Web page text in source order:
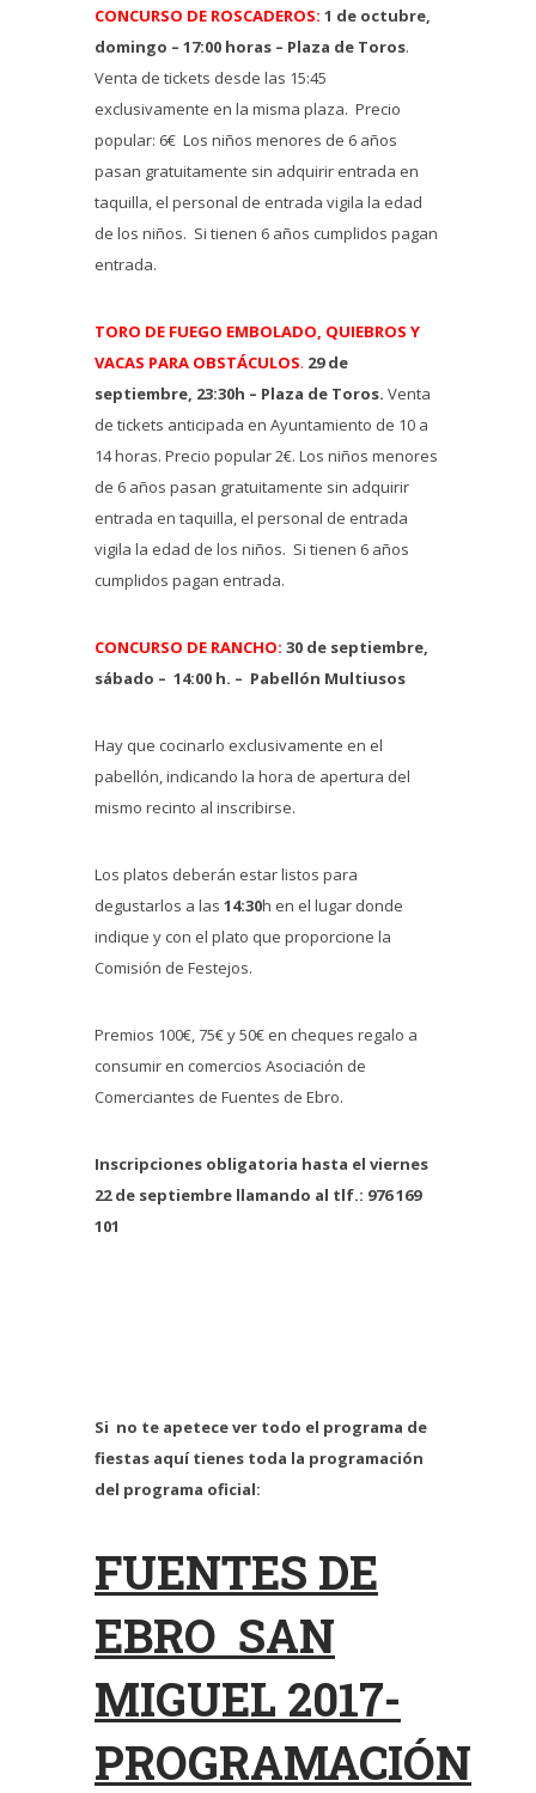
CONCURSO DE ROSCADEROS: 1 de octubre,
domingo – 17:00 horas – Plaza de Toros.
Venta de tickets desde las 15:45
exclusivamente en la misma plaza. Precio
popular: 6€ Los niños menores de 6 años
pasan gratuitamente sin adquirir entrada en
taquilla, el personal de entrada vigila la edad
de los niños. Si tienen 6 años cumplidos pagan
entrada.
TORO DE FUEGO EMBOLADO, QUIEBROS Y
VACAS PARA OBSTÁCULOS. 29 de
septiembre, 23:30h – Plaza de Toros. Venta
de tickets anticipada en Ayuntamiento de 10 a
14 horas. Precio popular 2€. Los niños menores
de 6 años pasan gratuitamente sin adquirir
entrada en taquilla, el personal de entrada
vigila la edad de los niños. Si tienen 6 años
cumplidos pagan entrada.
CONCURSO DE RANCHO: 30 de septiembre,
sábado – 14:00 h. – Pabellón Multiusos
Hay que cocinarlo exclusivamente en el
pabellón, indicando la hora de apertura del
mismo recinto al inscribirse.
Los platos deberán estar listos para
degustarlos a las 14:30h en el lugar donde
indique y con el plato que proporcione la
Comisión de Festejos.
Premios 100€, 75€ y 50€ en cheques regalo a
consumir en comercios Asociación de
Comerciantes de Fuentes de Ebro.
Inscripciones obligatoria hasta el viernes
22 de septiembre llamando al tlf.: 976 169
101
Si no te apetece ver todo el programa de
fiestas aquí tienes toda la programación
del programa oficial:
FUENTES DE
EBRO SAN
MIGUEL 2017-
PROGRAMACIÓN